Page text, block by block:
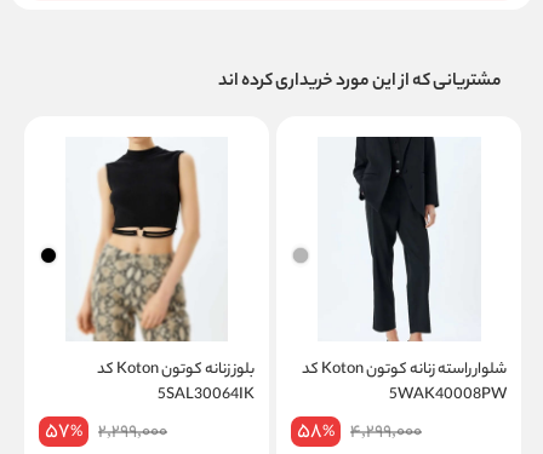
مشتریانی که از این مورد خریداری کرده اند
شلوار راسته زنانه کوتون Koton کد
5WAK40008PW
4,299,000
58%
بلوز زنانه کوتون Koton کد
5SAL30064IK
2,299,000
57%